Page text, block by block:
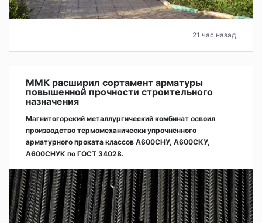
21 час назад
ММК расширил сортамент арматуры
повышенной прочности строительного
назначения
Магнитогорский металлургический комбинат освоил
производство термомеханически упрочнённого
арматурного проката классов А600СНУ, А600СКУ,
А600СНУК по ГОСТ 34028.